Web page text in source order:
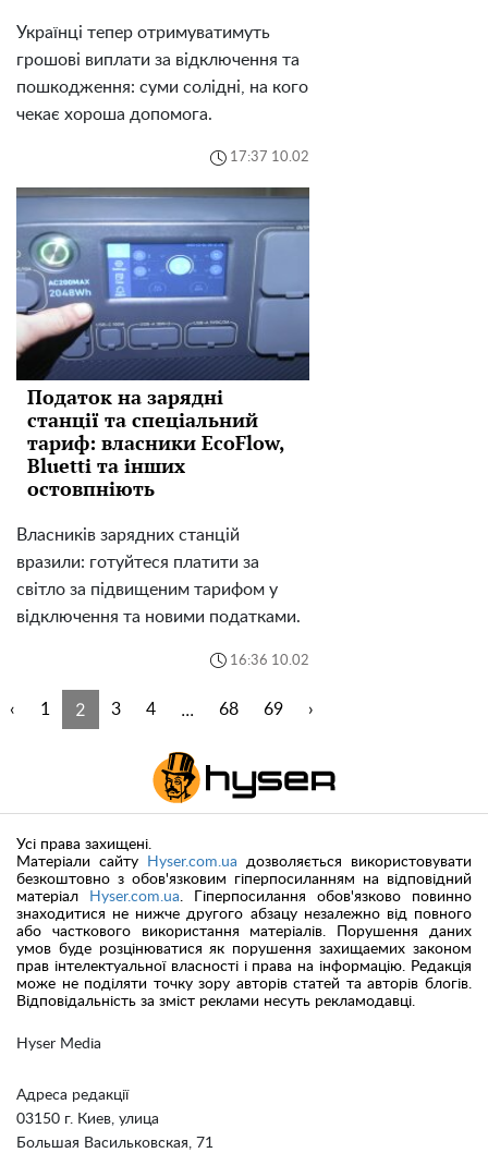
Українці тепер отримуватимуть
грошові виплати за відключення та
пошкодження: суми солідні, на кого
чекає хороша допомога.
17:37 10.02
Податок на зарядні
станції та спеціальний
тариф: власники EcoFlow,
Bluetti та інших
остовпніють
Власників зарядних станцій
вразили: готуйтеся платити за
світло за підвищеним тарифом у
відключення та новими податками.
16:36 10.02
‹ 1 2 3 4 ... 68 69 ›
Hyser Media
Адреса редакції
03150 г. Киев, улица
Большая Васильковская, 71
Усі права захищені.
Матеріали сайту
Hyser.com.ua дозволяється використовувати
безкоштовно з обов'язковим гіперпосиланням на відповідний
матеріал
Hyser.com.ua. Гіперпосилання обов'язково повинно
знаходитися не нижче другого абзацу незалежно від повного
або часткового використання матеріалів. Порушення даних
умов буде розцінюватися як порушення захищаемих законом
прав інтелектуальної власності і права на інформацію. Редакція
може не поділяти точку зору авторів статей та авторів блогів.
Відповідальність за зміст реклами несуть рекламодавці.